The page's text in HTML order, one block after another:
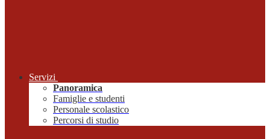
Servizi
Panoramica
Famiglie e studenti
Personale scolastico
Percorsi di studio